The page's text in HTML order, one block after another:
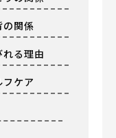
の関係
る理由
ケア